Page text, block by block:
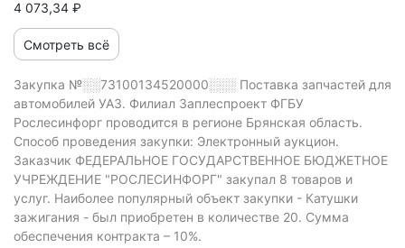
4 073,34 ₽
Смотреть всё
Закупка №░░73100134520000░░░ Поставка запчастей для
автомобилей УАЗ. Филиал Заплеспроект ФГБУ
Рослесинфорг проводится в регионе Брянская область.
Способ проведения закупки: Электронный аукцион.
Заказчик ФЕДЕРАЛЬНОЕ ГОСУДАРСТВЕННОЕ БЮДЖЕТНОЕ
УЧРЕЖДЕНИЕ "РОСЛЕСИНФОРГ" закупал 8 товаров и
услуг. Наиболее популярный объект закупки - Катушки
зажигания - был приобретен в количестве 20. Сумма
обеспечения контракта – 10%.